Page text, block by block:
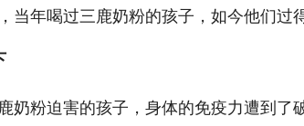
奶粉迫害的孩子，身体的免疫力遭到